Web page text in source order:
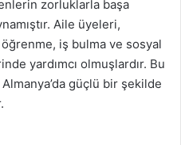
zorluklarla başa
Aile üyeleri,
iş bulma ve sosyal
yardımcı olmuşlardır. Bu
güçlü bir şekilde